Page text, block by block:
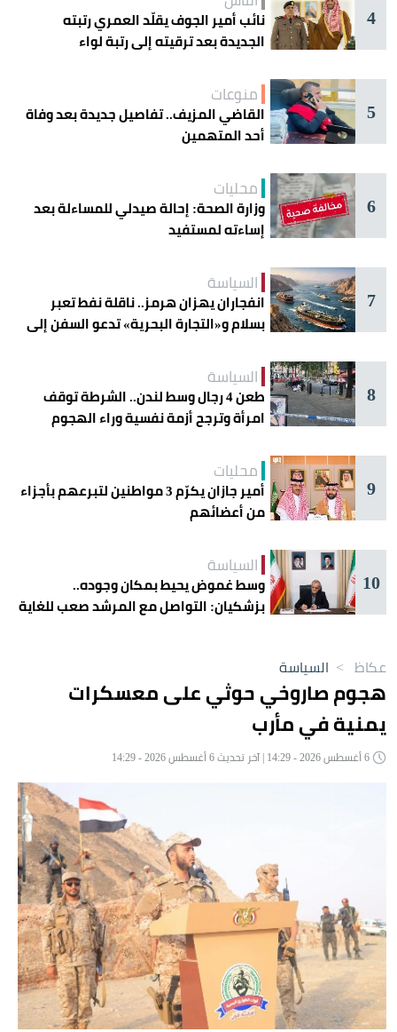
4
نائب أمير الجوف يقلّد العمري رتبته
الجديدة بعد ترقيته إلى رتبة لواء
5
منوعات
القاضي المزيف.. تفاصيل جديدة بعد وفاة
أحد المتهمين
6
محليات
وزارة الصحة: إحالة صيدلي للمساءلة بعد
إساءته لمستفيد
7
السياسة
انفجاران يهزان هرمز.. ناقلة نفط تعبر
بسلام و«التجارة البحرية» تدعو السفن إلى
8
السياسة
طعن 4 رجال وسط لندن.. الشرطة توقف
امرأة وترجح أزمة نفسية وراء الهجوم
9
محليات
أمير جازان يكرّم 3 مواطنين لتبرعهم بأجزاء
من أعضائهم
10
السياسة
وسط غموض يحيط بمكان وجوده..
بزشكيان: التواصل مع المرشد صعب للغاية
عكاظ > السياسة
هجوم صاروخي حوثي على معسكرات
يمنية في مأرب